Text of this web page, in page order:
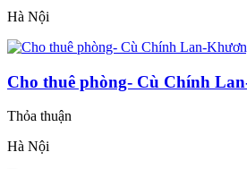
Hà Nội
Cho thuê phòng- Cù Chính
Thỏa thuận
Hà Nội